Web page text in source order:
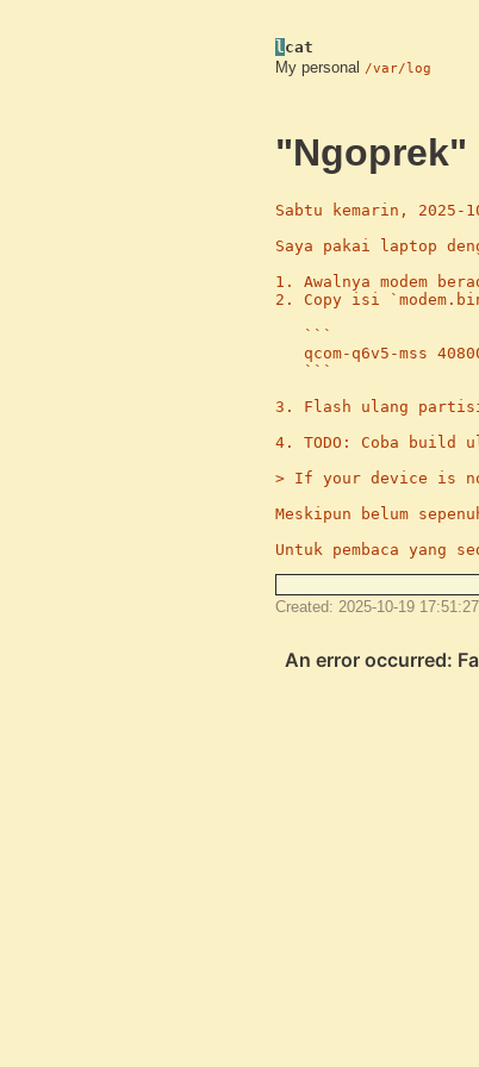
lcat
My personal /var/log
"Ngoprek"
Sabtu kemarin,
Saya pakai laptop
1. Awalnya modem
2. Copy isi
   ```
qcom-q6v5-mss
   ```
3. Flash ulang
4. TODO: Coba build
> If your device is
Meskipun belum
Untuk pembaca
Created: 2025-10-19